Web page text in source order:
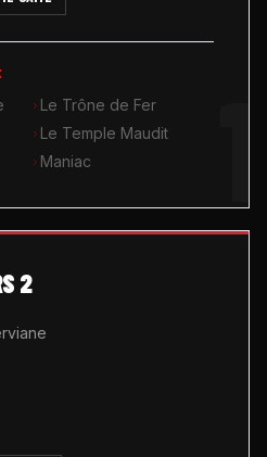
Le Trône de Fer
Le Temple Maudit
Maniac
2